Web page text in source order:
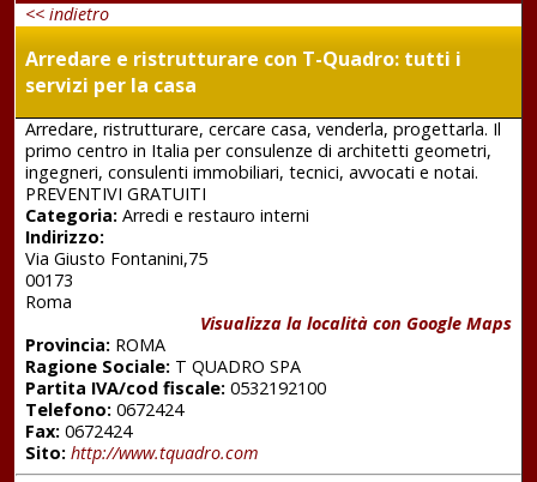
<< indietro
Arredare e ristrutturare con T-Quadro: tutti i
servizi per la casa
Arredare, ristrutturare, cercare casa, venderla, progettarla. Il
primo centro in Italia per consulenze di architetti geometri,
ingegneri, consulenti immobiliari, tecnici, avvocati e notai.
PREVENTIVI GRATUITI
Categoria:Arredi e restauro interni
Indirizzo:
Via Giusto Fontanini,75
00173
Roma
Visualizza la località con Google Maps
Provincia:ROMA
Ragione Sociale:T QUADRO SPA
Partita IVA/cod fiscale:0532192100
Telefono:0672424
Fax:0672424
Sito: http://www.tquadro.com